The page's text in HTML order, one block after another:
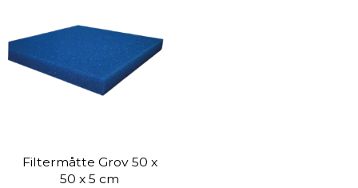
Filtermåtte Grov 50 x
50 x 5 cm